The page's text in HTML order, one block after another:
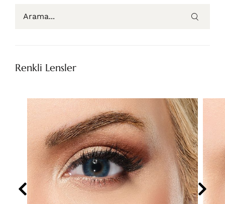
Renkli Lensler